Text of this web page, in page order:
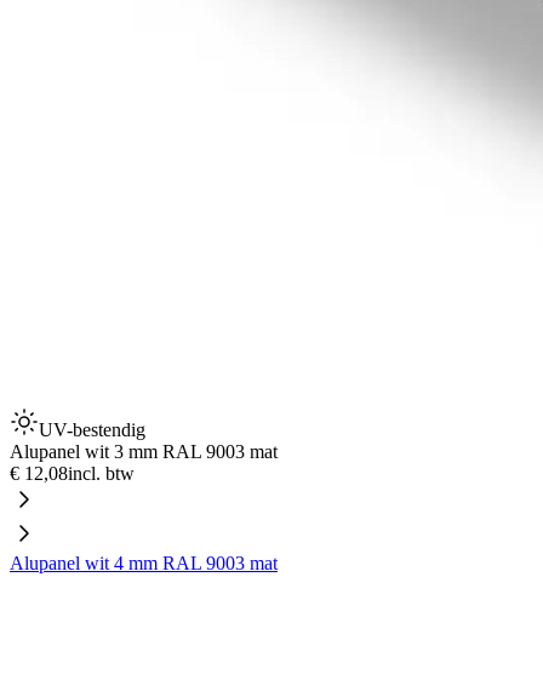
UV-bestendig
Alupanel wit 3 mm RAL 9003 mat
€ 12,08incl. btw
Alupanel wit 4 mm RAL 9003 mat